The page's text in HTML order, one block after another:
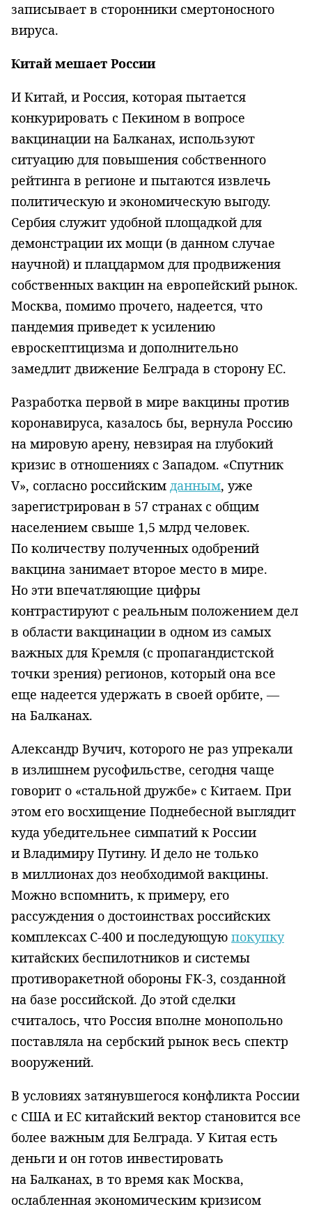
записывает в сторонники смертоносного
вируса.
Китай мешает России
И Китай, и Россия, которая пытается
конкурировать с Пекином в вопросе
вакцинации на Балканах, используют
ситуацию для повышения собственного
рейтинга в регионе и пытаются извлечь
политическую и экономическую выгоду.
Сербия служит удобной площадкой для
демонстрации их мощи (в данном случае
научной) и плацдармом для продвижения
собственных вакцин на европейский рынок.
Москва, помимо прочего, надеется, что
пандемия приведет к усилению
евроскептицизма и дополнительно
замедлит движение Белграда в сторону ЕС.
Разработка первой в мире вакцины против
коронавируса, казалось бы, вернула Россию
на мировую арену, невзирая на глубокий
кризис в отношениях с Западом. «Спутник
V», согласно российским данным, уже
зарегистрирован в 57 странах с общим
населением свыше 1,5 млрд человек.
По количеству полученных одобрений
вакцина занимает второе место в мире.
Но эти впечатляющие цифры
контрастируют с реальным положением дел
в области вакцинации в одном из самых
важных для Кремля (с пропагандистской
точки зрения) регионов, который она все
еще надеется удержать в своей орбите, —
на Балканах.
Александр Вучич, которого не раз упрекали
в излишнем русофильстве, сегодня чаще
говорит о «стальной дружбе» с Китаем. При
этом его восхищение Поднебесной выглядит
куда убедительнее симпатий к России
и Владимиру Путину. И дело не только
в миллионах доз необходимой вакцины.
Можно вспомнить, к примеру, его
рассуждения о достоинствах российских
комплексах С-400 и последующую покупку
китайских беспилотников и системы
противоракетной обороны FK-3, созданной
на базе российской. До этой сделки
считалось, что Россия вполне монопольно
поставляла на сербский рынок весь спектр
вооружений.
В условиях затянувшегося конфликта России
с США и ЕС китайский вектор становится все
более важным для Белграда. У Китая есть
деньги и он готов инвестировать
на Балканах, в то время как Москва,
ослабленная экономическим кризисом